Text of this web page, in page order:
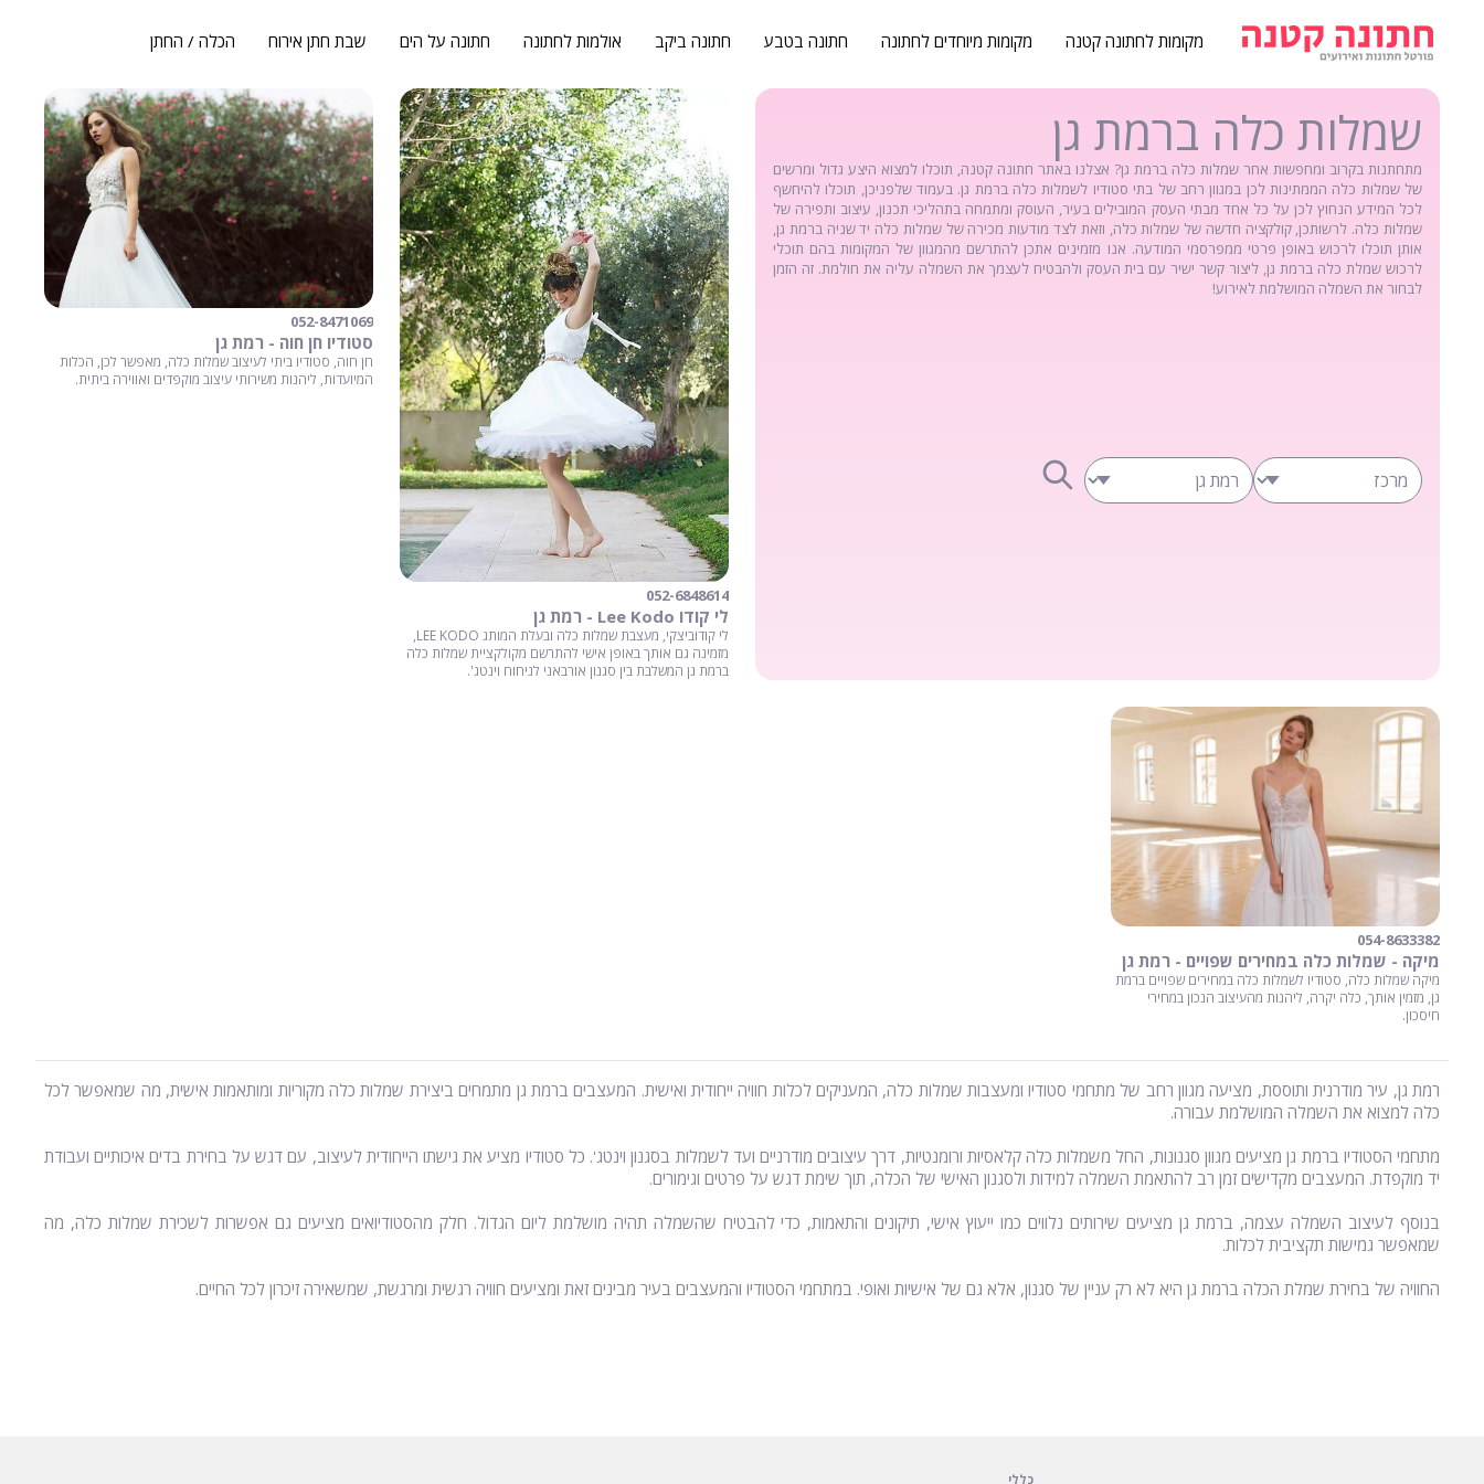
מקומות לחתונה קטנה מקומות מיוחדים לחתונה חתונה בטבע חתונה ביקב אולמות לחתונה חתונה על הים שבת חתן אירוח הכלה / החתן
שמלות כלה ברמת גן
מתחתנות בקרוב ומחפשות אחר שמלות כלה ברמת גן? אצלנו באתר חתונה קטנה, תוכלו למצוא היצע גדול ומרשים
של שמלות כלה הממתינות לכן במגוון רחב של בתי סטודיו לשמלות כלה ברמת גן. בעמוד שלפניכן, תוכלו להיחשף
לכל המידע הנחוץ לכן על כל אחד מבתי העסק המובילים בעיר, העוסק ומתמחה בתהליכי תכנון, עיצוב ותפירה של
שמלות כלה. לרשותכן, קולקציה חדשה של שמלות כלה, וזאת לצד מודעות מכירה של שמלות כלה יד שניה ברמת גן,
אותן תוכלו לרכוש באופן פרטי ממפרסמי המודעה. אנו מזמינים אתכן להתרשם מהמגוון של המקומות בהם תוכלי
לרכוש שמלת כלה ברמת גן, ליצור קשר ישיר עם בית העסק ולהבטיח לעצמך את השמלה עליה את חולמת. זה הזמן
לבחור את השמלה המושלמת לאירוע!
052-6848614
לי קודו Lee Kodo - רמת גן
לי קודוביצקי, מעצבת שמלות כלה ובעלת המותג LEE KODO,
מזמינה גם אותך באופן אישי להתרשם מקולקציית שמלות כלה
ברמת גן המשלבת בין סגנון אורבאני לניחוח וינטג'.
052-8471069
סטודיו חן חוה - רמת גן
חן חוה, סטודיו ביתי לעיצוב שמלות כלה, מאפשר לכן, הכלות
המיועדות, ליהנות משירותי עיצוב מוקפדים ואווירה ביתית.
054-8633382
מיקה - שמלות כלה במחירים שפויים - רמת גן
מיקה שמלות כלה, סטודיו לשמלות כלה במחירים שפויים ברמת
גן, מזמין אותך, כלה יקרה, ליהנות מהעיצוב הנכון במחירי
חיסכון.
רמת גן, עיר מודרנית ותוססת, מציעה מגוון רחב של מתחמי סטודיו ומעצבות שמלות כלה, המעניקים לכלות חוויה ייחודית ואישית. המעצבים ברמת גן מתמחים ביצירת שמלות כלה מקוריות ומותאמות אישית, מה שמאפשר לכל
כלה למצוא את השמלה המושלמת עבורה.
מתחמי הסטודיו ברמת גן מציעים מגוון סגנונות, החל משמלות כלה קלאסיות ורומנטיות, דרך עיצובים מודרניים ועד לשמלות בסגנון וינטג'. כל סטודיו מציע את גישתו הייחודית לעיצוב, עם דגש על בחירת בדים איכותיים ועבודת
יד מוקפדת. המעצבים מקדישים זמן רב להתאמת השמלה למידות ולסגנון האישי של הכלה, תוך שימת דגש על פרטים וגימורים.
בנוסף לעיצוב השמלה עצמה, ברמת גן מציעים שירותים נלווים כמו ייעוץ אישי, תיקונים והתאמות, כדי להבטיח שהשמלה תהיה מושלמת ליום הגדול. חלק מהסטודיואים מציעים גם אפשרות לשכירת שמלות כלה, מה
שמאפשר גמישות תקציבית לכלות.
החוויה של בחירת שמלת הכלה ברמת גן היא לא רק עניין של סגנון, אלא גם של אישיות ואופי. במתחמי הסטודיו והמעצבים בעיר מבינים זאת ומציעים חוויה רגשית ומרגשת, שמשאירה זיכרון לכל החיים.
כללי